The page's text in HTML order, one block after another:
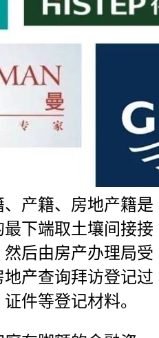
产籍、房地产籍是
下端取土壤间接接
后由房产办理局受
产查询拜访登记过
件等登记材料。